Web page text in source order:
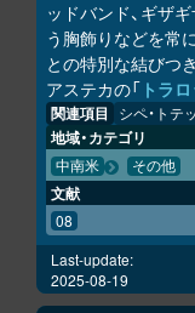
ッドバンド、ギザ
う胸飾りなどを常
との特別な結びつ
アステカの「 トラ
関連項目 シペ・トテ
地域・カテゴリ
中南米 その他
文献
08
Last-update:
2025-08-19